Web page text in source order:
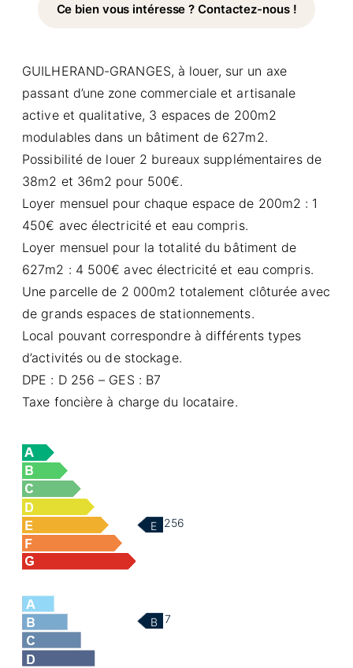
Ce bien vous intéresse ? Contactez-nous !
GUILHERAND-GRANGES, à louer, sur un axe
passant d’une zone commerciale et artisanale
active et qualitative, 3 espaces de 200m2
modulables dans un bâtiment de 627m2.
Possibilité de louer 2 bureaux supplémentaires de
38m2 et 36m2 pour 500€.
Loyer mensuel pour chaque espace de 200m2 : 1
450€ avec électricité et eau compris.
Loyer mensuel pour la totalité du bâtiment de
627m2 : 4 500€ avec électricité et eau compris.
Une parcelle de 2 000m2 totalement clôturée avec
de grands espaces de stationnements.
Local pouvant correspondre à différents types
d’activités ou de stockage.
DPE : D 256 – GES : B7
Taxe foncière à charge du locataire.
E 256
B 7